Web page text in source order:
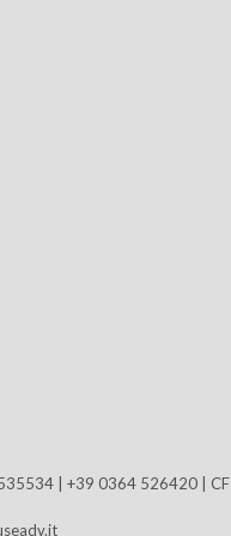
| +39 0364 526420 |